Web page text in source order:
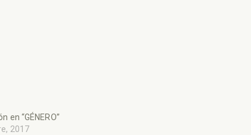
en “GÉNERO”
2017